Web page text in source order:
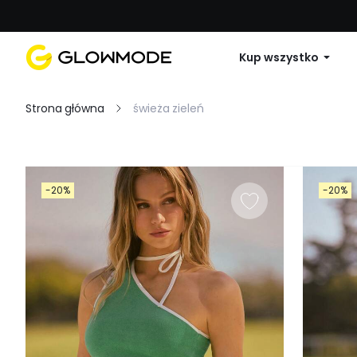
Kup wszystko
Strona główna świeża zieleń
Filtruj Wyczyść wszystko
-20% -20%